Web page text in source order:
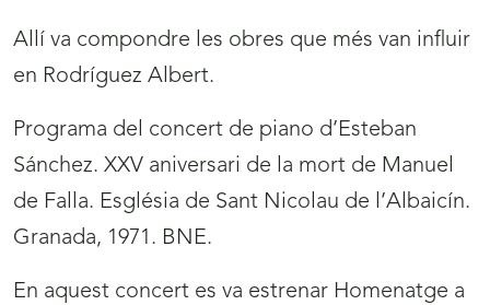
Allí va compondre les obres que més van influir
en Rodríguez Albert.
Programa del concert de piano d’Esteban
Sánchez. XXV aniversari de la mort de Manuel
de Falla. Església de Sant Nicolau de l’Albaicín.
Granada, 1971. BNE.
En aquest concert es va estrenar Homenatge a